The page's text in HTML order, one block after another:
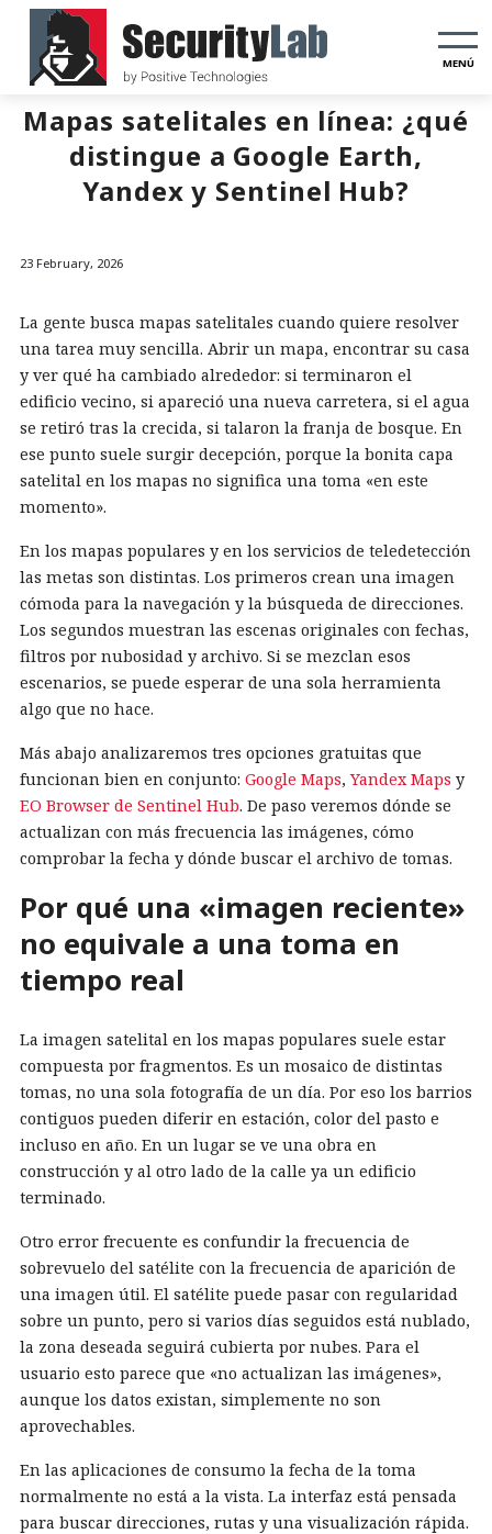
MENÚ
Mapas satelitales en línea: ¿qué
distingue a Google Earth,
Yandex y Sentinel Hub?
23 February, 2026
La gente busca mapas satelitales cuando quiere resolver
una tarea muy sencilla. Abrir un mapa, encontrar su casa
y ver qué ha cambiado alrededor: si terminaron el
edificio vecino, si apareció una nueva carretera, si el agua
se retiró tras la crecida, si talaron la franja de bosque. En
ese punto suele surgir decepción, porque la bonita capa
satelital en los mapas no significa una toma «en este
momento».
En los mapas populares y en los servicios de teledetección
las metas son distintas. Los primeros crean una imagen
cómoda para la navegación y la búsqueda de direcciones.
Los segundos muestran las escenas originales con fechas,
filtros por nubosidad y archivo. Si se mezclan esos
escenarios, se puede esperar de una sola herramienta
algo que no hace.
Más abajo analizaremos tres opciones gratuitas que
funcionan bien en conjunto: Google Maps,Yandex Maps y
EO Browser de Sentinel Hub. De paso veremos dónde se
actualizan con más frecuencia las imágenes, cómo
comprobar la fecha y dónde buscar el archivo de tomas.
Por qué una «imagen reciente»
no equivale a una toma en
tiempo real
La imagen satelital en los mapas populares suele estar
compuesta por fragmentos. Es un mosaico de distintas
tomas, no una sola fotografía de un día. Por eso los barrios
contiguos pueden diferir en estación, color del pasto e
incluso en año. En un lugar se ve una obra en
construcción y al otro lado de la calle ya un edificio
terminado.
Otro error frecuente es confundir la frecuencia de
sobrevuelo del satélite con la frecuencia de aparición de
una imagen útil. El satélite puede pasar con regularidad
sobre un punto, pero si varios días seguidos está nublado,
la zona deseada seguirá cubierta por nubes. Para el
usuario esto parece que «no actualizan las imágenes»,
aunque los datos existan, simplemente no son
aprovechables.
En las aplicaciones de consumo la fecha de la toma
normalmente no está a la vista. La interfaz está pensada
para buscar direcciones, rutas y una visualización rápida.